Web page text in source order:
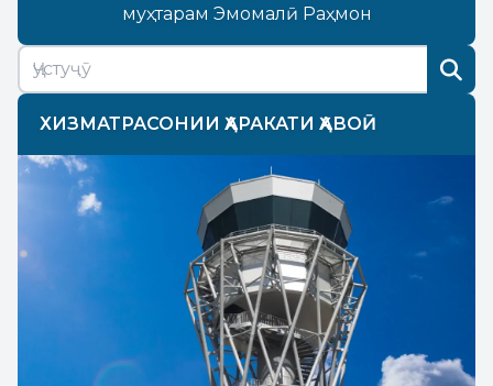
муҳтарам Эмомалӣ Раҳмон
ХИЗМАТРАСОНИИ ҲАРАКАТИ ҲАВОӢ